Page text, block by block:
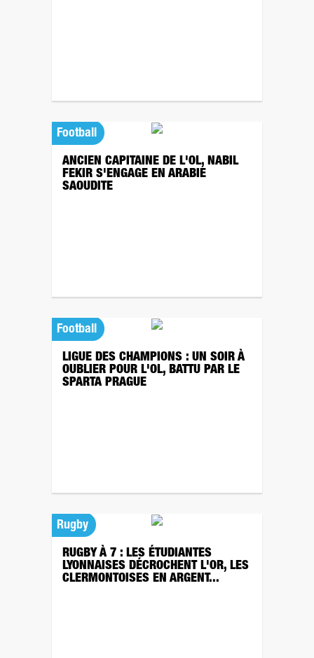
Football
ANCIEN CAPITAINE DE L'OL, NABIL
FEKIR S'ENGAGE EN ARABIE
SAOUDITE
Football
LIGUE DES CHAMPIONS : UN SOIR À
OUBLIER POUR L'OL, BATTU PAR LE
SPARTA PRAGUE
Rugby
RUGBY À 7 : LES ÉTUDIANTES
LYONNAISES DÉCROCHENT L'OR, LES
CLERMONTOISES EN ARGENT...